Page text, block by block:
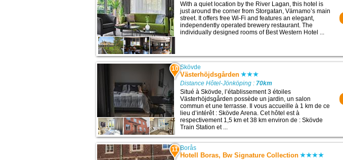
With a quiet location by the River Lagan, this hotel is
just around the corner from Storgatan, Värnamo’s main
street. It offers free Wi-Fi and features an elegant,
independently operated brewery restaurant. The
individually designed rooms of Best Western Hotel ...
10 Skövde
Västerhöjdsgården
Distance Hôtel-Jönköping : 70km
Situé à Skövde, l’établissement 3 étoiles
Västerhöjdsgården possède un jardin, un salon
commun et une terrasse. Il vous accueille à 1 km de ce
lieu d’intérêt : Skövde Arena. Cet hôtel est à
respectivement 1,5 km et 38 km environ de : Skövde
Train Station et ...
11 Borås
Hotell Boras, Bw Signature Collection